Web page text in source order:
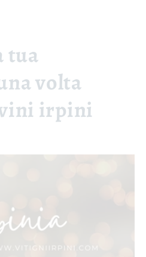
tua
volta
irpini